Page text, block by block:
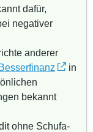
dafür,
negativer
anderer
Besserfinanz
in
bekannt
ohne Schufa-